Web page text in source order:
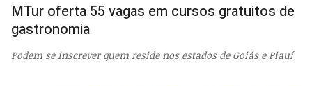
MTur oferta 55 vagas em cursos gratuitos de
gastronomia
Podem se inscrever quem reside nos estados de Goiás e Piauí